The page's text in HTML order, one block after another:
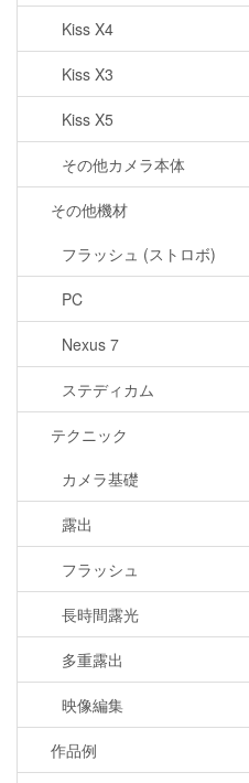
Kiss X4
Kiss X3
Kiss X5
その他カメラ本体
その他機材
フラッシュ (ストロボ)
PC
Nexus 7
ステディカム
テクニック
カメラ基礎
露出
フラッシュ
長時間露光
多重露出
映像編集
作品例